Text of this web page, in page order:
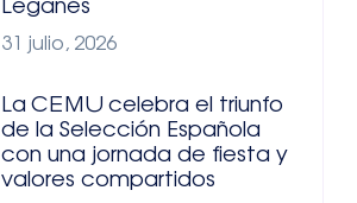
Leganés
31 julio, 2026
La CEMU celebra el triunfo
de la Selección Española
con una jornada de fiesta y
valores compartidos